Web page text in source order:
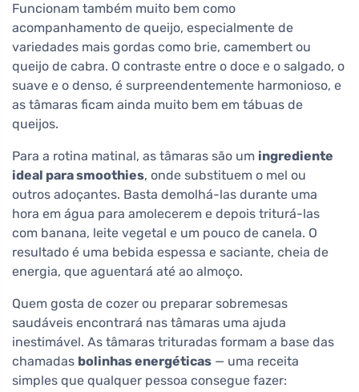
Funcionam também muito bem como
acompanhamento de queijo, especialmente de
variedades mais gordas como brie, camembert ou
queijo de cabra. O contraste entre o doce e o salgado, o
suave e o denso, é surpreendentemente harmonioso, e
as tâmaras ficam ainda muito bem em tábuas de
queijos.
Para a rotina matinal, as tâmaras são um ingrediente
ideal para smoothies, onde substituem o mel ou
outros adoçantes. Basta demolhá-las durante uma
hora em água para amolecerem e depois triturá-las
com banana, leite vegetal e um pouco de canela. O
resultado é uma bebida espessa e saciante, cheia de
energia, que aguentará até ao almoço.
Quem gosta de cozer ou preparar sobremesas
saudáveis encontrará nas tâmaras uma ajuda
inestimável. As tâmaras trituradas formam a base das
chamadas bolinhas energéticas — uma receita
simples que qualquer pessoa consegue fazer: